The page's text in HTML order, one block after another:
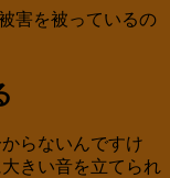
害を被っているの
らないんですけ
きい音を立てられ